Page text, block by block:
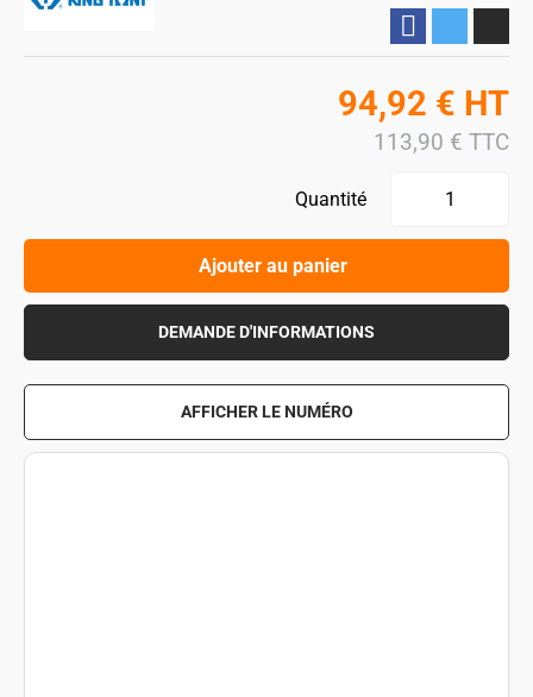
94,92 € HT
113,90 € TTC
Quantité
Ajouter au panier
DEMANDE D'INFORMATIONS
AFFICHER LE NUMÉRO